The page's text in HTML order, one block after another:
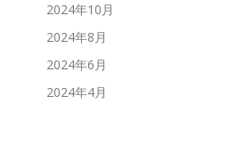
2024年10月
2024年8月
2024年6月
2024年4月